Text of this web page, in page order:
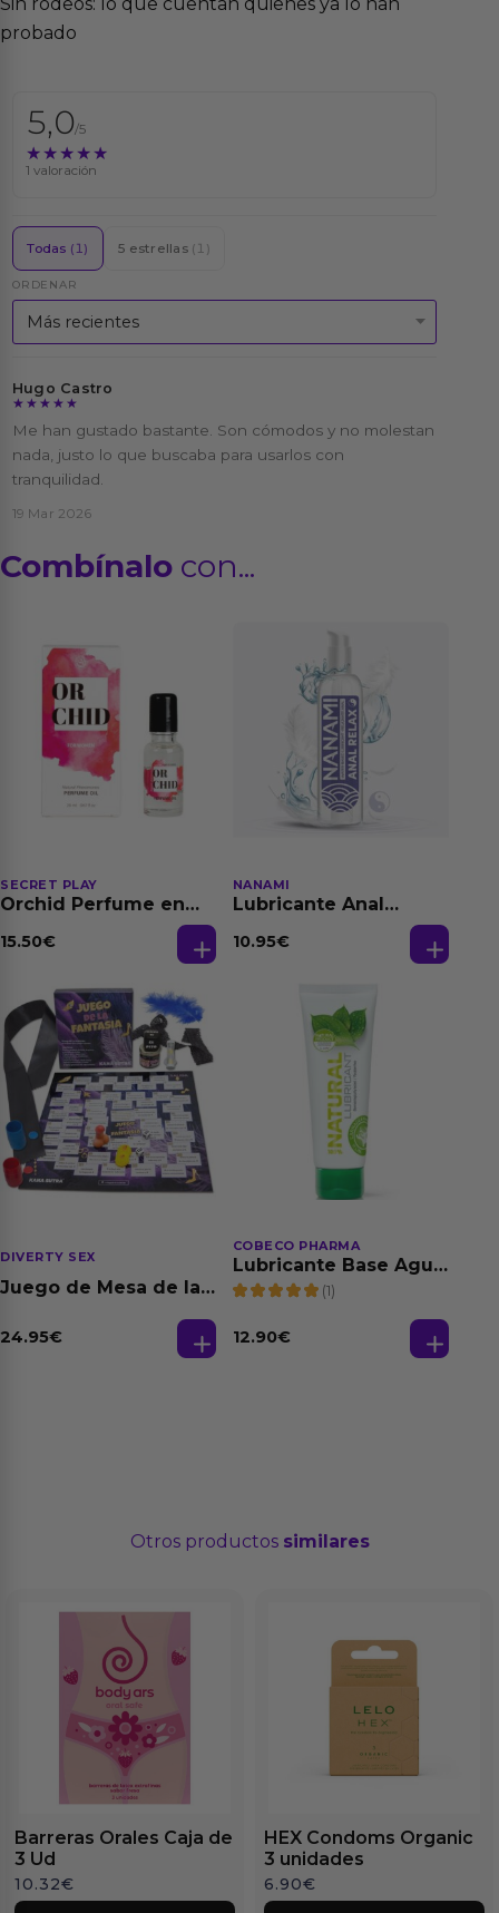
probado
5,0/5
★★★★★
★★★★★
1 valoración
Todas (1) 5 estrellas (1)
ORDENAR
Hugo Castro
★★★★★
★★★★★
Me han gustado bastante. Son cómodos y no molestan
nada, justo lo que buscaba para usarlos con
tranquilidad.
19 Mar 2026
Combínalo con...
SECRET PLAY
Orchid Perfume en
Feromonas 20 ml
15.50€
NANAMI
Lubricante Anal
Dilatación Base Agua
10.95€
DIVERTY SEX
Juego de Mesa de las
24.95€
COBECO PHARMA
Lubricante Base Agua
100% Natural 125 ml
(1)
12.90€
Otros productos similares
Barreras Orales Caja de
3 Ud
10.32€
HEX Condoms Organic
3 unidades
6.90€